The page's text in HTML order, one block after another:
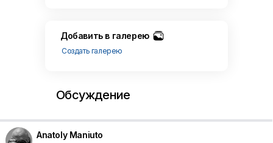
Добавить в галерею
Создать галерею
Обсуждение
Anatoly Maniuto